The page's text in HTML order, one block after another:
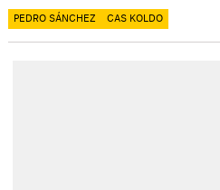
PEDRO SÁNCHEZ CAS KOLDO